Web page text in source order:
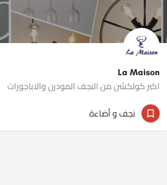
La Maison
اكبر كولكشن من النجف المودرن والاباجورات
011 12235641
نجف و أضاءة